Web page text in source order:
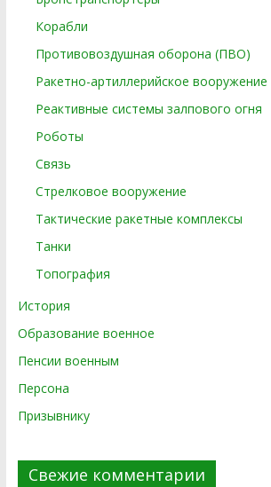
Корабли
Противовоздушная оборона (ПВО)
Ракетно-артиллерийское вооружение
Реактивные системы залпового огня
Роботы
Связь
Стрелковое вооружение
Тактические ракетные комплексы
Танки
Топография
История
Образование военное
Пенсии военным
Персона
Призывнику
Свежие комментарии